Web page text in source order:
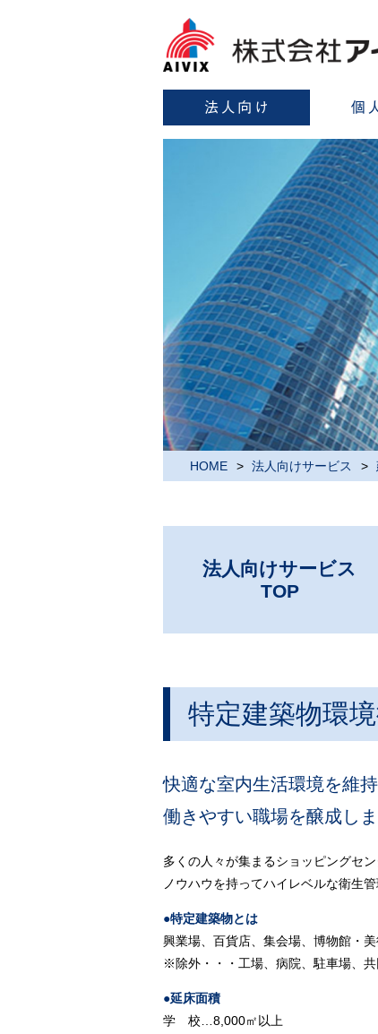
HOME 法人向けサービス
法人向けサービス
TOP
特定建築物環
快適な室内生活環境を維持
働きやすい職場を醸成し
多くの人々が集まるショッピングセ
ノウハウを持ってハイレベルな衛生
●特定建築物とは
興業場、百貨店、集会場、博物館・
※除外・・・工場、病院、駐車場、
●延床面積
学 校…8,000㎡以上